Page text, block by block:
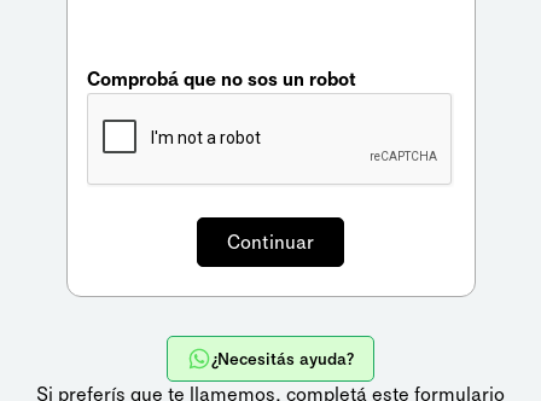
Comprobá que no sos un robot
¿Necesitás ayuda?
Si preferís que te llamemos, completá este formulario